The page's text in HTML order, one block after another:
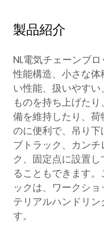
製品紹介
NL電気チェーンブ
性能構造、小さな
い性能、扱いやす
ものを持ち上げた
備を維持したり、
のに便利で、吊り
ブトラック、カン
ク、固定点に設置
ることもできます
ックは、ワークシ
テリアルハンドリ
す。